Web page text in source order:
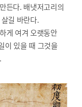
든다. 배냇저고리의
길 바란다.
게 여겨 오랫동안
이 있을 때 그것을